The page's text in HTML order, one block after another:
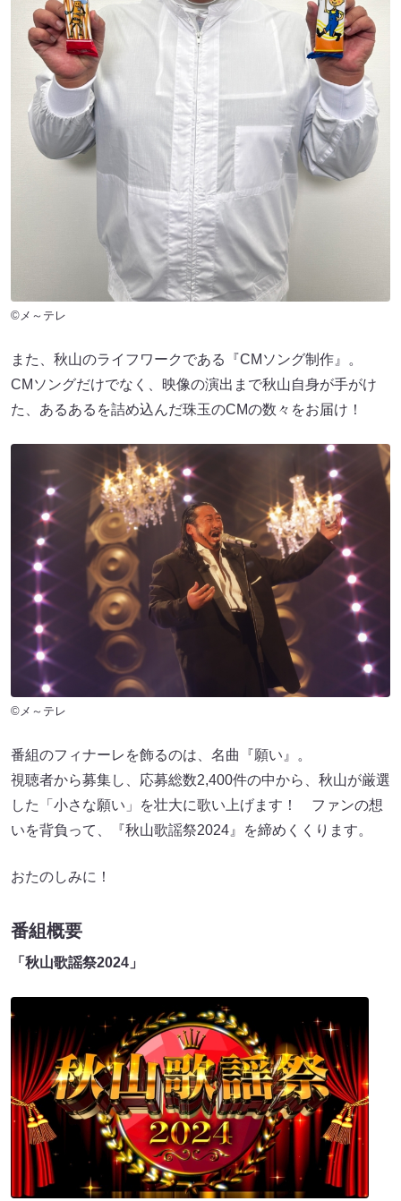
©メ～テレ
また、秋山のライフワークである『CMソング制作』。
CMソングだけでなく、映像の演出まで秋山自身が手がけ
た、あるあるを詰め込んだ珠玉のCMの数々をお届け！
©メ～テレ
番組のフィナーレを飾るのは、名曲『願い』。
視聴者から募集し、応募総数2,400件の中から、秋山が厳選
した「小さな願い」を壮大に歌い上げます！ ファンの想
いを背負って、『秋山歌謡祭2024』を締めくくります。
おたのしみに！
番組概要
「秋山歌謡祭2024」